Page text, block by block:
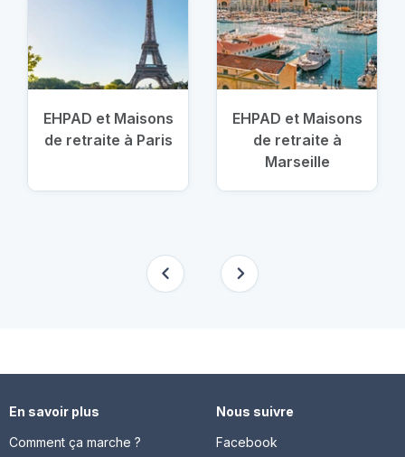
EHPAD et Maisons
de retraite à Paris
EHPAD et Maisons
de retraite à
Marseille
En savoir plus
Comment ça marche ?
Nous suivre
Facebook